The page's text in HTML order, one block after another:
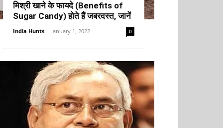
मिश्री खाने के फायदे (Benefits of
Sugar Candy) होते हैं जबरदस्त, जानें
India Hunts - January 1, 2022 0